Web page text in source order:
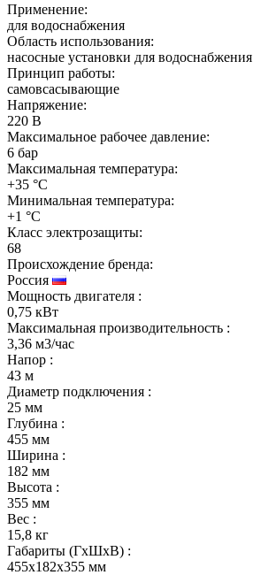
Применение:
для водоснабжения
Область использования:
насосные установки для водоснабжения
Принцип работы:
самовсасывающие
Напряжение:
220 В
Максимальное рабочее давление:
6 бар
Максимальная температура:
+35 °C
Минимальная температура:
+1 °C
Класс электрозащиты:
68
Происхождение бренда:
Россия
Мощность двигателя :
0,75 кВт
Максимальная производительность :
3,36 м3/час
Напор :
43 м
Диаметр подключения :
25 мм
Глубина :
455 мм
Ширина :
182 мм
Высота :
355 мм
Вес :
15,8 кг
Габариты (ГхШхВ) :
455x182x355 мм